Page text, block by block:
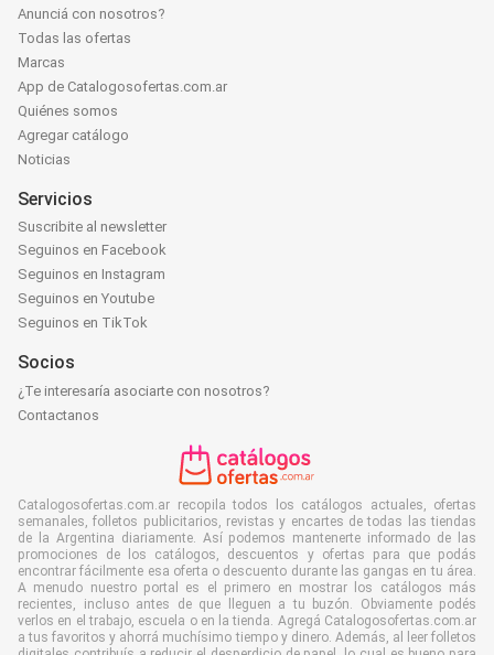
Anunciá con nosotros?
Todas las ofertas
Marcas
App de Catalogosofertas.com.ar
Quiénes somos
Agregar catálogo
Noticias
Servicios
Suscribite al newsletter
Seguinos en Facebook
Seguinos en Instagram
Seguinos en Youtube
Seguinos en TikTok
Socios
¿Te interesaría asociarte con nosotros?
Contactanos
Catalogosofertas.com.ar recopila todos los catálogos actuales, ofertas
semanales, folletos publicitarios, revistas y encartes de todas las tiendas
de la Argentina diariamente. Así podemos mantenerte informado de las
promociones de los catálogos, descuentos y ofertas para que podás
encontrar fácilmente esa oferta o descuento durante las gangas en tu área.
A menudo nuestro portal es el primero en mostrar los catálogos más
recientes, incluso antes de que lleguen a tu buzón. Obviamente podés
verlos en el trabajo, escuela o en la tienda. Agregá Catalogosofertas.com.ar
a tus favoritos y ahorrá muchísimo tiempo y dinero. Además, al leer folletos